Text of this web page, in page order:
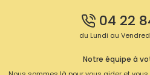
04 22
du Lundi au
Notre équipe à